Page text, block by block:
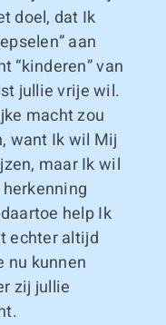
doel, dat Ik
aan
“kinderen” van
jullie vrije wil.
macht zou
want Ik wil Mij
maar Ik wil
help Ik
echter altijd
nu kunnen
zij jullie